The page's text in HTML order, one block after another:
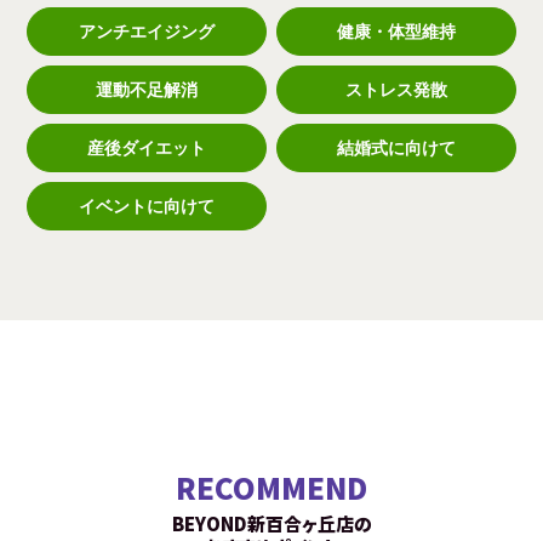
アンチエイジング 健康・体型維持
運動不足解消 ストレス発散
産後ダイエット 結婚式に向けて
イベントに向けて
RECOMMEND
BEYOND新百合ヶ丘店の